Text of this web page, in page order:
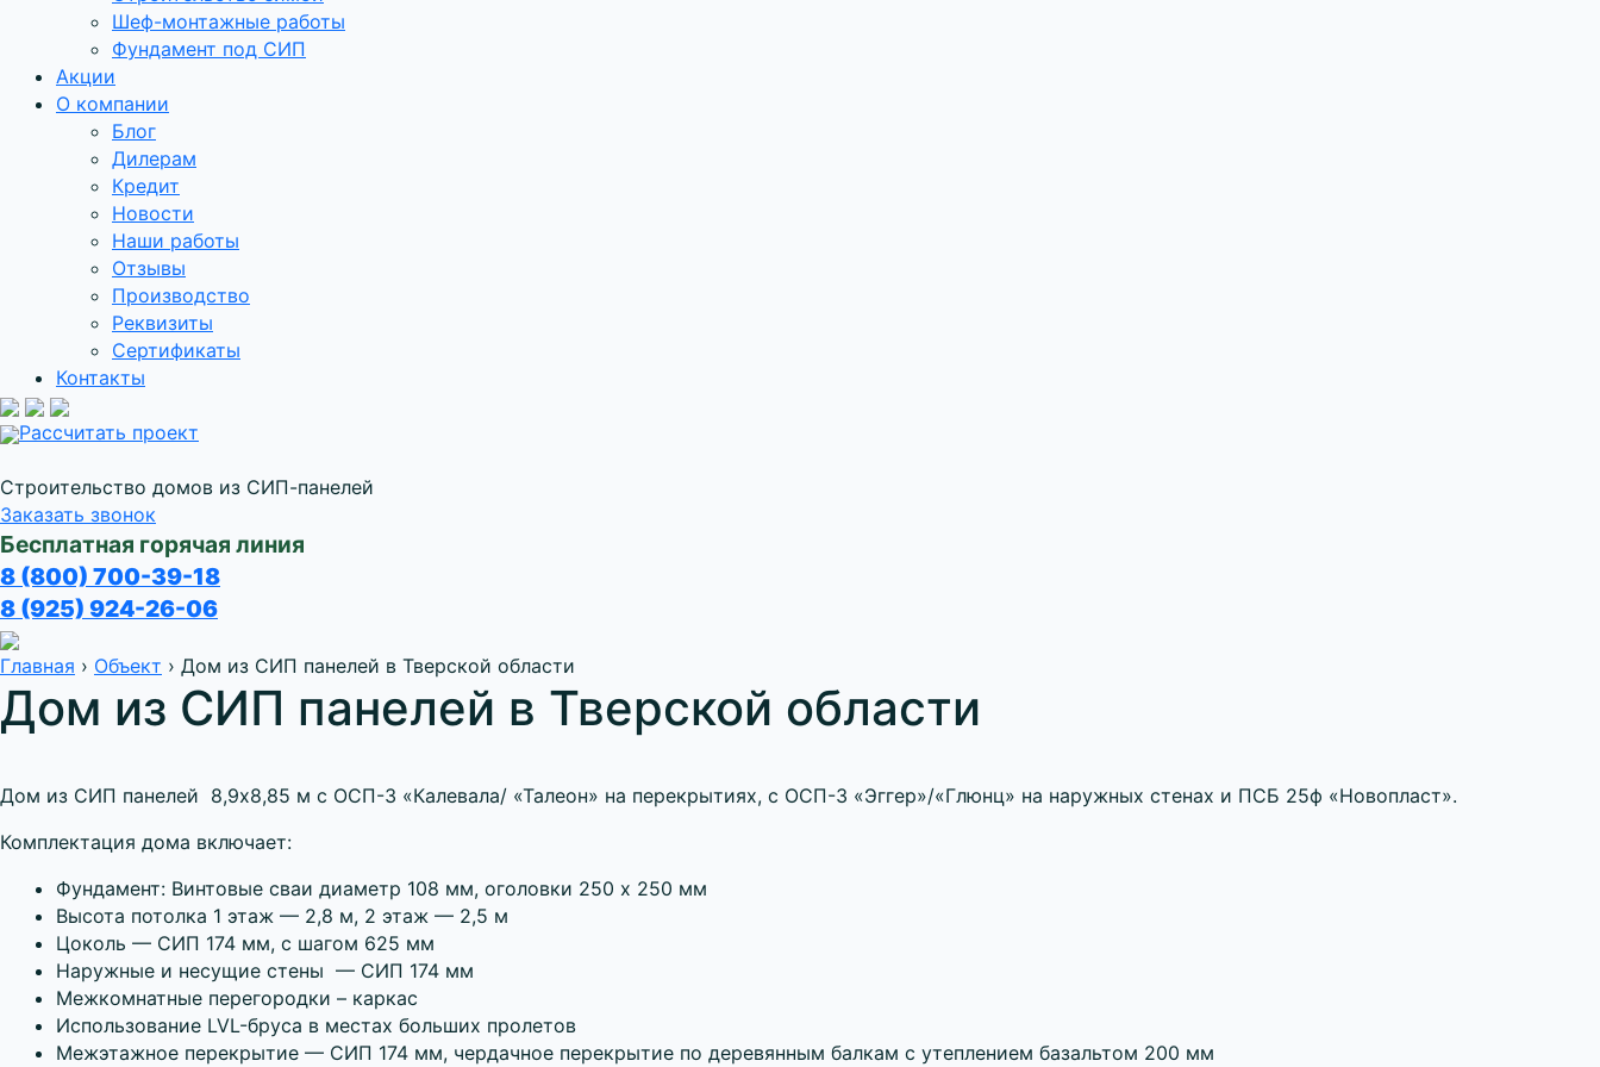
Шеф-монтажные работы
Фундамент под СИП
Акции
О компании
Блог
Дилерам
Кредит
Новости
Наши работы
Отзывы
Производство
Реквизиты
Сертификаты
Контакты
Рассчитать проект
Строительство домов из СИП-панелей
Заказать звонок
Бесплатная горячая линия
8 (800) 700-39-18
8 (925) 924-26-06
Главная › Объект › Дом из СИП панелей в Тверской области
Дом из СИП панелей в Тверской области
Дом из СИП панелей 8,9х8,85 м с ОСП-3 «Калевала/ «Талеон» на перекрытиях, с ОСП-3 «Эггер»/«Глюнц» на наружных стенах и ПСБ 25ф «Новопласт».
Комплектация дома включает:
Фундамент: Винтовые сваи диаметр 108 мм, оголовки 250 х 250 мм
Высота потолка 1 этаж — 2,8 м, 2 этаж — 2,5 м
Цоколь — СИП 174 мм, с шагом 625 мм
Наружные и несущие стены — СИП 174 мм
Межкомнатные перегородки – каркас
Использование LVL-бруса в местах больших пролетов
Межэтажное перекрытие — СИП 174 мм, чердачное перекрытие по деревянным балкам с утеплением базальтом 200 мм